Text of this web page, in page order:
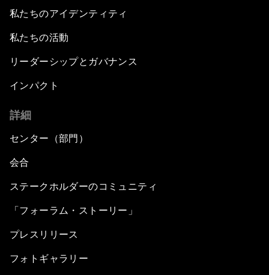
私たちのアイデンティティ
私たちの活動
リーダーシップとガバナンス
インパクト
詳細
センター（部門）
会合
ステークホルダーのコミュニティ
「フォーラム・ストーリー」
プレスリリース
フォトギャラリー